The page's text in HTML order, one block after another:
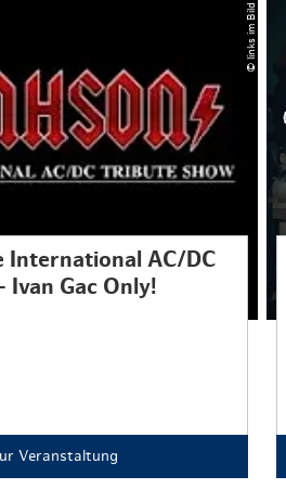
© links im Bild
International AC/DC
Ivan Gac Only!
Veranstaltung